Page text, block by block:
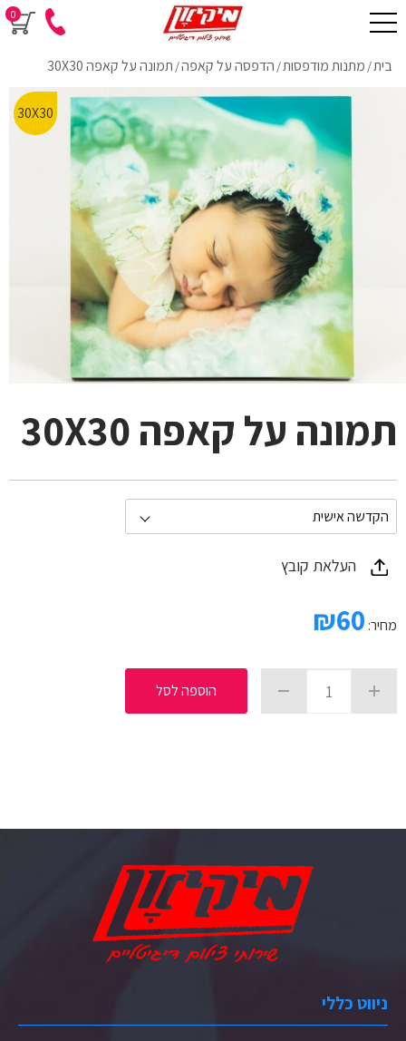
0
בית/ מתנות מודפסות/ הדפסה על קאפה/ תמונה על קאפה 30X30
30X30
תמונה על קאפה 30X30
העלאת קובץ
מחיר: ₪60
הוספה לסל
ניווט כללי